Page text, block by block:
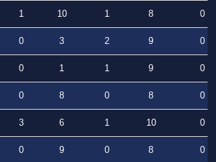
1 10 1 8
0
0 3 2 9
0
0 1 1 9
0
0 8 0 8
0
3 6 1 10
0
0 9 0 8 0